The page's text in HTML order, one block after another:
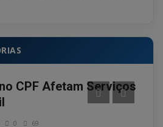
CPF Afetam Serviços
0 69